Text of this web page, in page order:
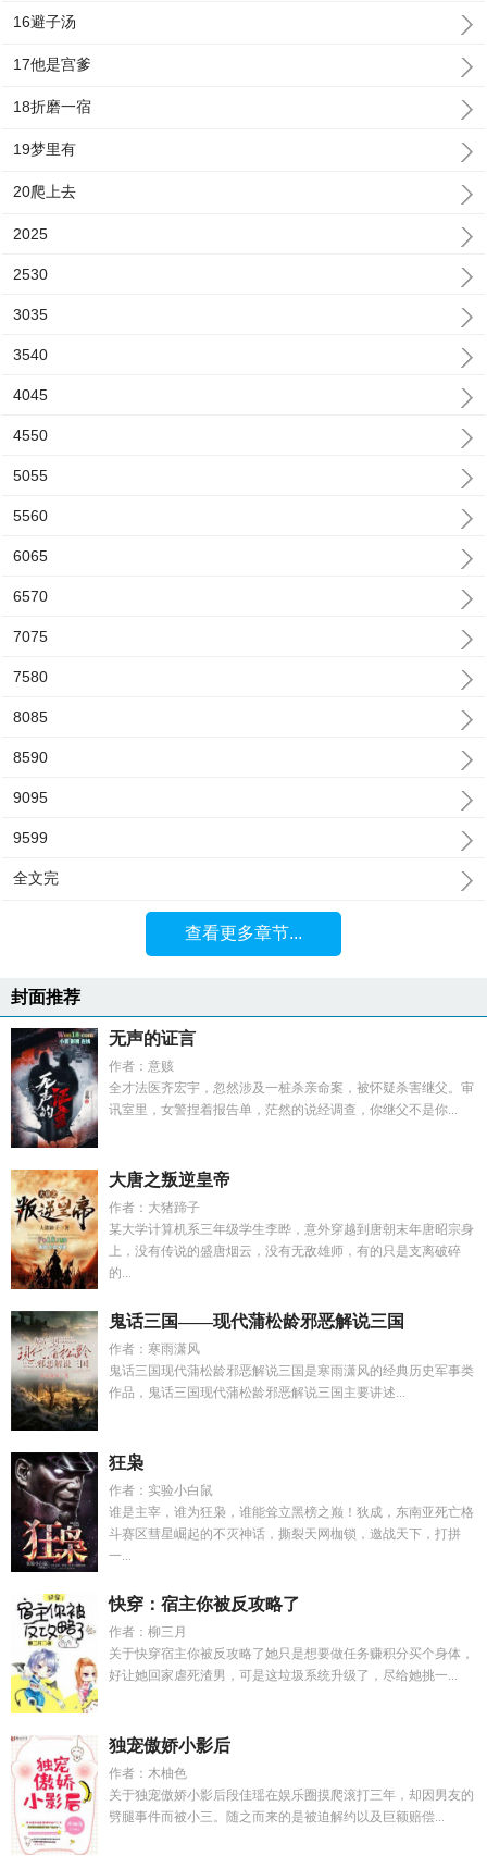
16避子汤
17他是宫爹
18折磨一宿
19梦里有
20爬上去
2025
2530
3035
3540
4045
4550
5055
5560
6065
6570
7075
7580
8085
8590
9095
9599
全文完
查看更多章节...
封面推荐
无声的证言
作者：意赅
全才法医齐宏宇，忽然涉及一桩杀亲命案，被怀疑杀害继父。审
讯室里，女警捏着报告单，茫然的说经调查，你继父不是你...
大唐之叛逆皇帝
作者：大猪蹄子
某大学计算机系三年级学生李晔，意外穿越到唐朝末年唐昭宗身
上，没有传说的盛唐烟云，没有无敌雄师，有的只是支离破碎
的...
鬼话三国——现代蒲松龄邪恶解说三国
作者：寒雨潇风
鬼话三国现代蒲松龄邪恶解说三国是寒雨潇风的经典历史军事类
作品，鬼话三国现代蒲松龄邪恶解说三国主要讲述...
狂枭
作者：实验小白鼠
谁是主宰，谁为狂枭，谁能耸立黑榜之巅！狄成，东南亚死亡格
斗赛区彗星崛起的不灭神话，撕裂天网枷锁，邀战天下，打拼
一...
快穿：宿主你被反攻略了
作者：柳三月
关于快穿宿主你被反攻略了她只是想要做任务赚积分买个身体，
好让她回家虐死渣男，可是这垃圾系统升级了，尽给她挑一...
独宠傲娇小影后
作者：木柚色
关于独宠傲娇小影后段佳瑶在娱乐圈摸爬滚打三年，却因男友的
劈腿事件而被小三。随之而来的是被迫解约以及巨额赔偿...